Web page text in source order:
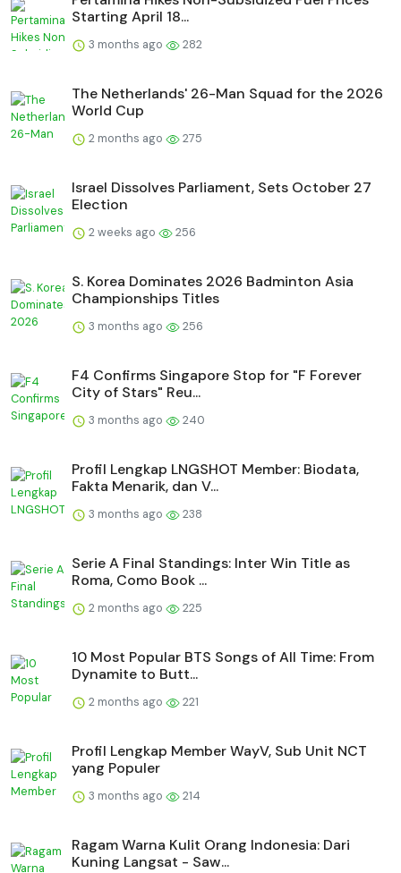
Starting April 18...
3 months ago 282
The Netherlands' 26-Man Squad for the 2026
World Cup
2 months ago 275
Israel Dissolves Parliament, Sets October 27
Election
2 weeks ago 256
S. Korea Dominates 2026 Badminton Asia
Championships Titles
3 months ago 256
F4 Confirms Singapore Stop for "F Forever
City of Stars" Reu...
3 months ago 240
Profil Lengkap LNGSHOT Member: Biodata,
Fakta Menarik, dan V...
3 months ago 238
Serie A Final Standings: Inter Win Title as
Roma, Como Book ...
2 months ago 225
10 Most Popular BTS Songs of All Time: From
Dynamite to Butt...
2 months ago 221
Profil Lengkap Member WayV, Sub Unit NCT
yang Populer
3 months ago 214
Ragam Warna Kulit Orang Indonesia: Dari
Kuning Langsat - Saw...